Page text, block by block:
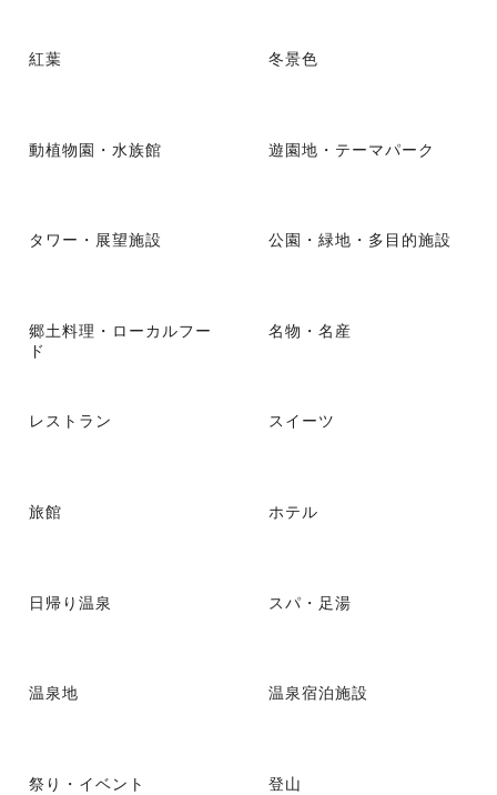
紅葉 冬景色
動植物園・水族館 遊園地・テーマパーク
タワー・展望施設 公園・緑地・多目的施設
郷土料理・ローカルフー
ド
名物・名産
レストラン スイーツ
旅館 ホテル
日帰り温泉 スパ・足湯
温泉地 温泉宿泊施設
祭り・イベント 登山